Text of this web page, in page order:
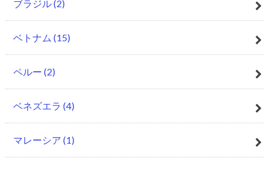
ブラジル(2)
ベトナム (15)
ペルー (2)
ベネズエラ (4)
マレーシア (1)